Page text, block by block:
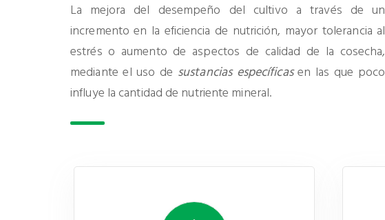
La mejora del desempeño del cultivo a través de un
incremento en la eficiencia de nutrición, mayor tolerancia al
estrés o aumento de aspectos de calidad de la cosecha,
mediante el uso de sustancias específicasen las que poco
influye la cantidad de nutriente mineral.